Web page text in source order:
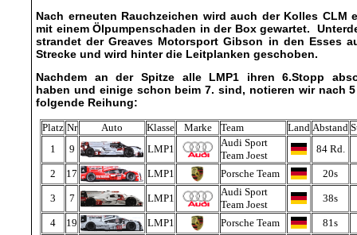
Nach erneuten Rauchzeichen wird auch der Kolles CLM
mit einem Ölpumpenschaden in der Box gewartet.
strandet der Greaves Motorsport Gibson in den Esses
Strecke und wird hinter die Leitplanken geschoben.
Nachdem an der Spitze alle LMP1 ihren 6.Stopp
haben und einige schon beim 7. sind, notieren wir nach
folgende Reihung:
Platz Nr Auto Klasse Marke Team Land Abstand
1
9 LMP1
Audi Sport
Team Joest
84 Rd.
2 17 LMP1 Porsche Team 20s
3 7 LMP1
Audi Sport
Team Joest
38s
4 19 LMP1 Porsche Team
81s